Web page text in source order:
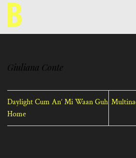
Saltar
contenido
Giuliana Conte
Daylight Cum An’ Mi Waan Guh
Home